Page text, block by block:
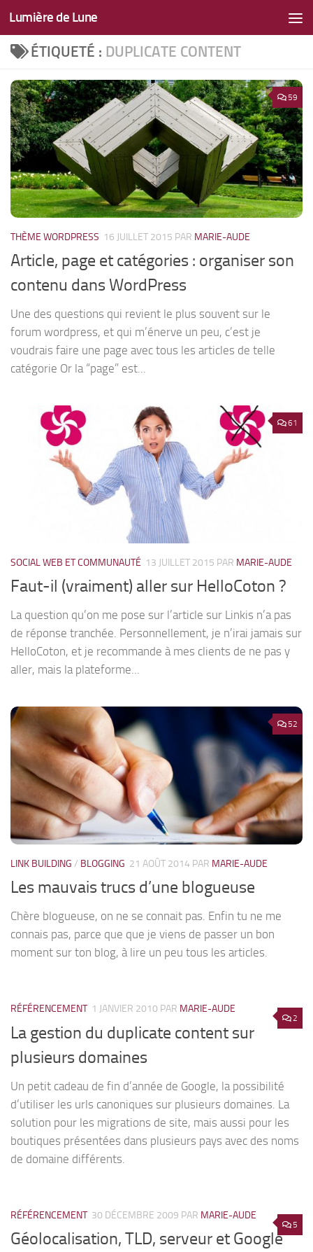
Skip to content
Lumière de Lune
ÉTIQUETÉ : DUPLICATE CONTENT
59
THÈME WORDPRESS 16 JUILLET 2015 PAR MARIE-AUDE
Article, page et catégories : organiser son
contenu dans WordPress
Une des questions qui revient le plus souvent sur le
forum wordpress, et qui m’énerve un peu, c’est je
voudrais faire une page avec tous les articles de telle
catégorie Or la “page” est...
61
SOCIAL WEB ET COMMUNAUTÉ 13 JUILLET 2015 PAR MARIE-AUDE
Faut-il (vraiment) aller sur HelloCoton ?
La question qu’on me pose sur l’article sur Linkis n’a pas
de réponse tranchée. Personnellement, je n’irai jamais sur
HelloCoton, et je recommande à mes clients de ne pas y
aller, mais la plateforme...
52
LINK BUILDING / BLOGGING 21 AOÛT 2014 PAR MARIE-AUDE
Les mauvais trucs d’une blogueuse
Chère blogueuse, on ne se connait pas. Enfin tu ne me
connais pas, parce que que je viens de passer un bon
moment sur ton blog, à lire un peu tous les articles.
2
RÉFÉRENCEMENT 1 JANVIER 2010 PAR MARIE-AUDE
La gestion du duplicate content sur
plusieurs domaines
Un petit cadeau de fin d’année de Google, la possibilité
d’utiliser les urls canoniques sur plusieurs domaines. La
solution pour les migrations de site, mais aussi pour les
boutiques présentées dans plusieurs pays avec des noms
de domaine différents.
5
RÉFÉRENCEMENT 30 DÉCEMBRE 2009 PAR MARIE-AUDE
Géolocalisation, TLD, serveur et Google